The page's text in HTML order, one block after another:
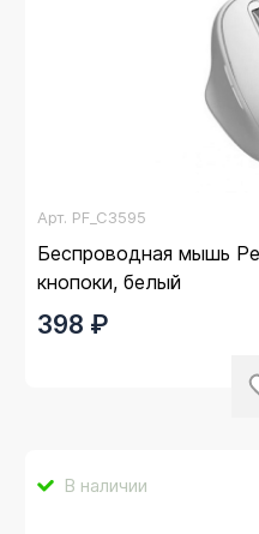
Арт. PF_C3595
Беспроводная мышь
кнопоки, белый
398 ₽
В наличии